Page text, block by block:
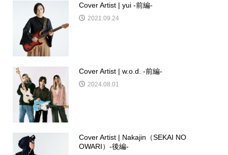
Cover Artist | yui -前編-
2021.09.24
Cover Artist | w.o.d. -前編-
2024.08.01
Cover Artist | Nakajin（SEKAI NO
OWARI）-後編-